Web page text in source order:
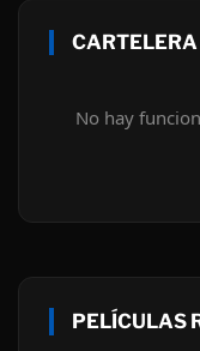
No hay
PELÍCULAS